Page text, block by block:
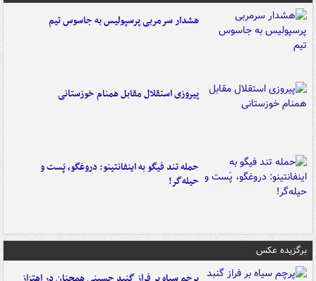
هشدار سرمربی پرسپولیس به جاسوس تیم
پیروزی استقلال مقابل همنام خوزستانی
حمله تند فیگو به اینفانتینو: دروغگو، پَست‌ و
حیله‌گر!
برگزیده عکس